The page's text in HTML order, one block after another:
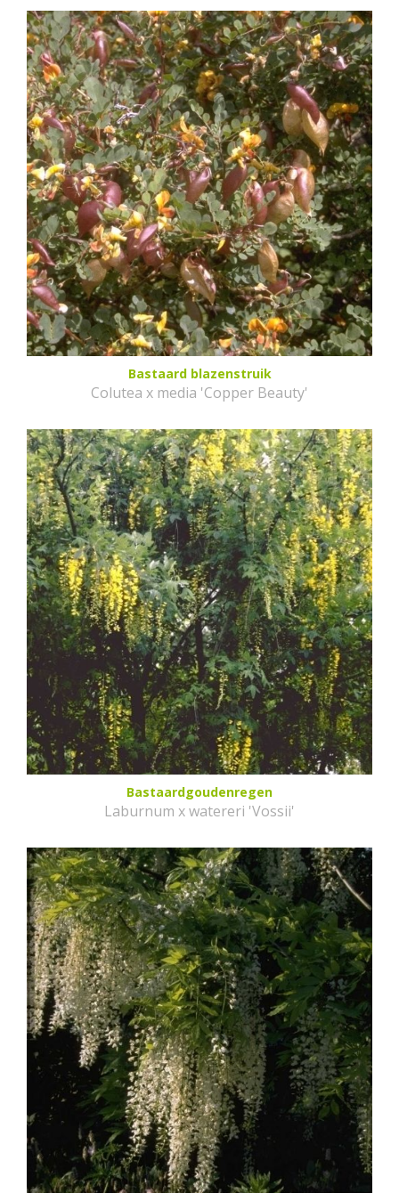
Bastaard blazenstruik
Colutea x media 'Copper Beauty'
Bastaardgoudenregen
Laburnum x watereri 'Vossii'